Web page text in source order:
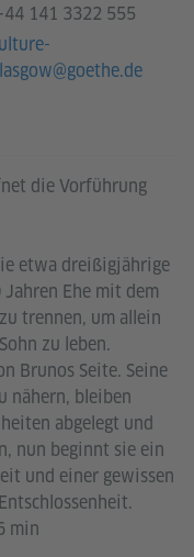
die Vorführung
etwa dreißigjährige
Ehe mit dem
trennen, um allein
zu leben.
Brunos Seite. Seine
nähern, bleiben
abgelegt und
nun beginnt sie ein
und einer gewissen
min
141 3322 555
Mail